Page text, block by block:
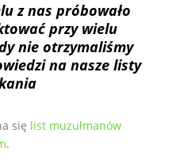
z nas próbowało
przy wielu
nie otrzymaliśmy
na nasze listy
się list muzułmanów
.